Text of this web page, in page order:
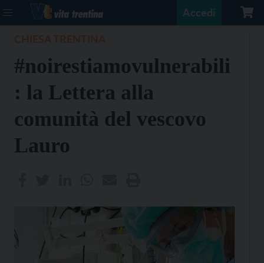
Accedi
#noirestiamovulnerabili
: la Lettera alla
comunità del vescovo
Lauro